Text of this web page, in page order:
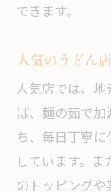
できます。
人気のうどん
人気店では、
ば、麺の茹で
ち、毎日丁寧
しています。
のトッピング